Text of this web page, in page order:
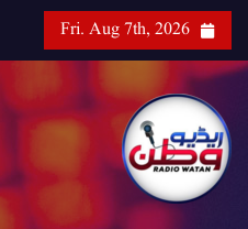
i
Fri. Aug 7th, 2026